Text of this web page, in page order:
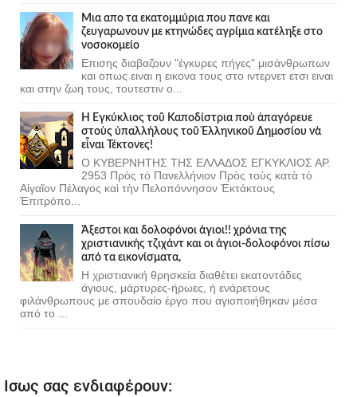
Μια απο τα εκατομμύρια που πανε και
ζευγαρωνουν με κτηνώδες αγρίμια κατέληξε στο
νοσοκομείο
Επισης διαβαζουν "έγκυρες πήγες" μισάνθρωπων
και οπως ειναι η εικονα τους στο ιντερνετ ετσι ειναι
και στην ζωη τους, τουτεστιν ο...
Ἡ Ἐγκύκλιος τοῦ Καποδίστρια ποὺ ἀπαγόρευε
στοὺς ὑπαλλήλους τοῦ Ἑλληνικοῦ Δημοσίου νὰ
εἶναι Τέκτονες!
Ο ΚΥΒΕΡΝΗΤΗΣ ΤΗΣ ΕΛΛΑΔΟΣ ΕΓΚΥΚΛΙΟΣ ΑΡ.
2953 Πρὸς τὸ Πανελλήνιον Πρὸς τοὺς κατὰ τὸ
Αἰγαῖον Πέλαγος καὶ τὴν Πελοπόννησον Ἐκτάκτους
Ἐπιτρόπο...
Άξεστοι και δολοφόνοι άγιοι!! χρόνια της
χριστιανικής τζιχάντ και οι άγιοι-δολοφόνοι πίσω
από τα εικονίσματα,
Η χριστιανική θρησκεία διαθέτει εκατοντάδες
άγιους, μάρτυρες-ήρωες, ή ενάρετους
φιλάνθρωπους με σπουδαίο έργο που αγιοποιήθηκαν μέσα
από το ...